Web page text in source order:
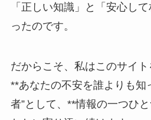
「正しい知識」と「安心し
ったのです。
だからこそ、私はこのサイト
**あなたの不安を誰よりも知
者”として、**情報の一つひ